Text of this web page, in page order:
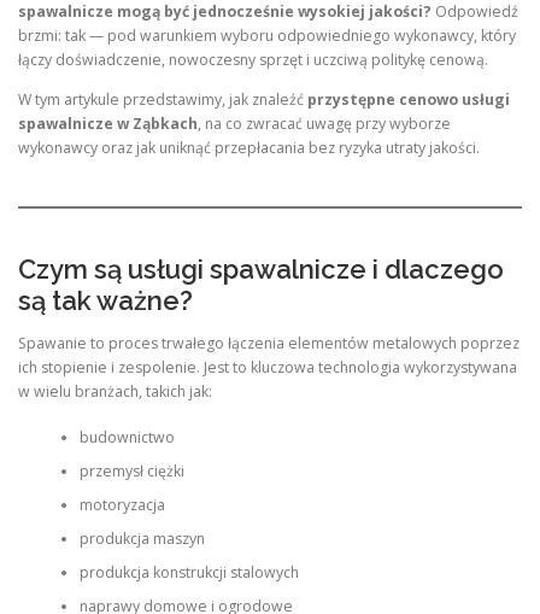
spawalnicze mogą być jednocześnie wysokiej jakości? Odpowiedź
brzmi: tak — pod warunkiem wyboru odpowiedniego wykonawcy, który
łączy doświadczenie, nowoczesny sprzęt i uczciwą politykę cenową.
W tym artykule przedstawimy, jak znaleźć przystępne cenowo usługi
spawalnicze w Ząbkach, na co zwracać uwagę przy wyborze
wykonawcy oraz jak uniknąć przepłacania bez ryzyka utraty jakości.
Czym są usługi spawalnicze i dlaczego
są tak ważne?
Spawanie to proces trwałego łączenia elementów metalowych poprzez
ich stopienie i zespolenie. Jest to kluczowa technologia wykorzystywana
w wielu branżach, takich jak:
budownictwo
przemysł ciężki
motoryzacja
produkcja maszyn
produkcja konstrukcji stalowych
naprawy domowe i ogrodowe